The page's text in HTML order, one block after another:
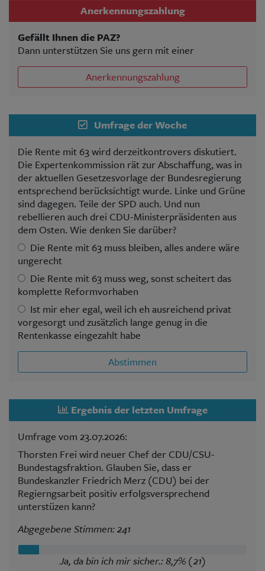
Anerkennungszahlung
Gefällt Ihnen die PAZ?
Dann unterstützen Sie uns gern mit einer
Anerkennungszahlung
Umfrage der Woche
Die Rente mit 63 wird derzeitkontrovers diskutiert.
Die Expertenkommission rät zur Abschaffung, was in
der aktuellen Gesetzesvorlage der Bundesregierung
entsprechend berücksichtigt wurde. Linke und Grüne
sind dagegen. Teile der SPD auch. Und nun
rebellieren auch drei CDU-Ministerpräsidenten aus
dem Osten. Wie denken Sie darüber?
Die Rente mit 63 muss bleiben, alles andere wäre
ungerecht
Die Rente mit 63 muss weg, sonst scheitert das
komplette Reformvorhaben
Ist mir eher egal, weil ich eh ausreichend privat
vorgesorgt und zusätzlich lange genug in die
Rentenkasse eingezahlt habe
Abstimmen
Ergebnis der letzten Umfrage
Umfrage vom 23.07.2026:
Thorsten Frei wird neuer Chef der CDU/CSU-
Bundestagsfraktion. Glauben Sie, dass er
Bundeskanzler Friedrich Merz (CDU) bei der
Regierngsarbeit positiv erfolgsversprechend
unterstüzen kann?
Abgegebene Stimmen: 241
Ja, da bin ich mir sicher.: 8,7% (21)